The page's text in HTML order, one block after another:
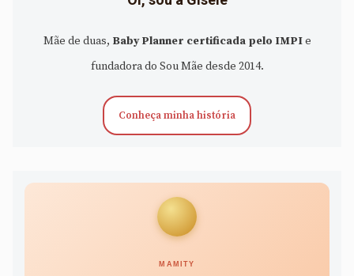
Mãe de duas, Baby Planner certificada pelo IMPIe
fundadora do Sou Mãe desde 2014.
Conheça minha história
MAMITY